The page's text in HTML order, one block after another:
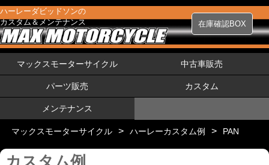
ハーレーダビッドソンの
カスタム＆メンテナンス
在庫確認BOX
マックスモーターサイクル 中古車販売
パーツ販売 カスタム
メンテナンス
マックスモーターサイクル > ハーレーカスタム例 > PAN